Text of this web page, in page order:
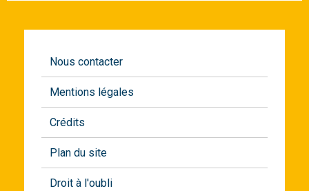
Nous contacter
Mentions légales
Crédits
Plan du site
Droit à l'oubli